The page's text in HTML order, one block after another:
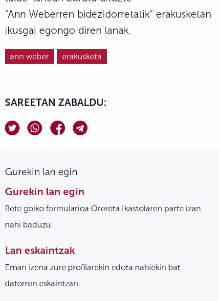
“Ann Weberren bidezidorretatik” erakusketan
ikusgai egongo diren lanak.
ann weber erakusketa
SAREETAN ZABALDU:
Gurekin lan egin
Gurekin lan egin
Bete goiko formularioa Orereta Ikastolaren parte izan
nahi baduzu.
Lan eskaintzak
Eman izena zure profilarekin edota nahiekin bat
datorren eskaintzan.